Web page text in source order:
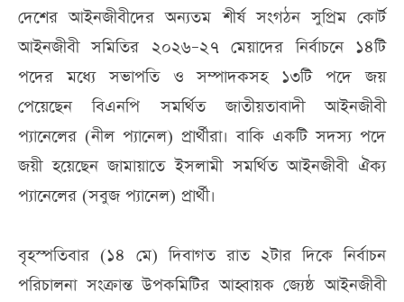
দেশের আইনজীবীদের অন্যতম শীর্ষ সংগঠন সুপ্রিম কোর্ট
আইনজীবী সমিতির ২০২৬–২৭ মেয়াদের নির্বাচনে ১৪টি
পদের মধ্যে সভাপতি ও সম্পাদকসহ ১৩টি পদে জয়
পেয়েছেন বিএনপি সমর্থিত জাতীয়তাবাদী আইনজীবী
প্যানেলের (নীল প্যানেল) প্রার্থীরা। বাকি একটি সদস্য পদে
জয়ী হয়েছেন জামায়াতে ইসলামী সমর্থিত আইনজীবী ঐক্য
প্যানেলের (সবুজ প্যানেল) প্রার্থী।
বৃহস্পতিবার (১৪ মে) দিবাগত রাত ২টার দিকে নির্বাচন
পরিচালনা সংক্রান্ত উপকমিটির আহ্বায়ক জ্যেষ্ঠ আইনজীবী